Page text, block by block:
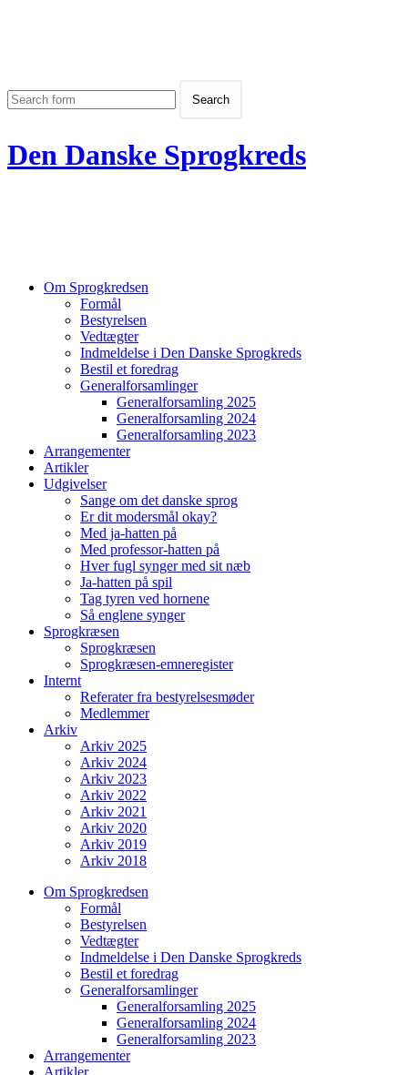
Den Danske Sprogkreds
Om Sprogkredsen
Formål
Bestyrelsen
Vedtægter
Indmeldelse i Den Danske Sprogkreds
Bestil et foredrag
Generalforsamlinger
Generalforsamling 2025
Generalforsamling 2024
Generalforsamling 2023
Arrangementer
Artikler
Udgivelser
Sange om det danske sprog
Er dit modersmål okay?
Med ja-hatten på
Med professor-hatten på
Hver fugl synger med sit næb
Ja-hatten på spil
Tag tyren ved hornene
Så englene synger
Sprogkræsen
Sprogkræsen
Sprogkræsen-emneregister
Internt
Referater fra bestyrelsesmøder
Medlemmer
Arkiv
Arkiv 2025
Arkiv 2024
Arkiv 2023
Arkiv 2022
Arkiv 2021
Arkiv 2020
Arkiv 2019
Arkiv 2018
Om Sprogkredsen
Formål
Bestyrelsen
Vedtægter
Indmeldelse i Den Danske Sprogkreds
Bestil et foredrag
Generalforsamlinger
Generalforsamling 2025
Generalforsamling 2024
Generalforsamling 2023
Arrangementer
Artikler